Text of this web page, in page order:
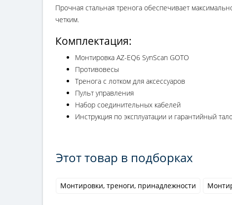
Прочная стальная тренога обеспечивает
четким.
Комплектация:
Монтировка AZ-EQ6 SynScan GOTO
Противовесы
Тренога с лотком для аксессуаров
Пульт управления
Набор соединительных кабелей
Инструкция по эксплуатации и гарантийный
Этот товар в подборках
Монтировки, треноги, принадлежности